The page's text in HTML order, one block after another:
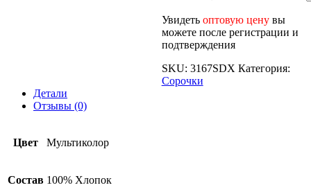
Увидеть оптовую ценувы
можете после регистрации и
подтверждения
SKU: 3167SDX Категория:
Сорочки
Детали
Отзывы (0)
Цвет Мультиколор
Состав 100% Хлопок